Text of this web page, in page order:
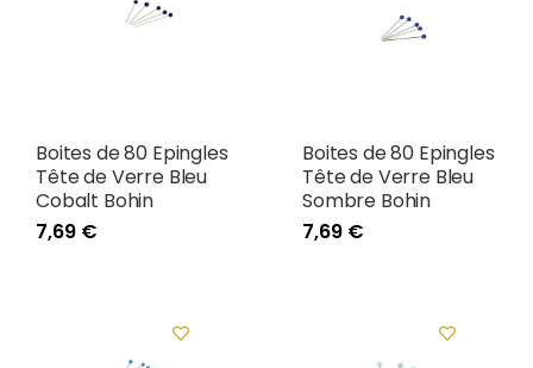
Boites de 80 Epingles
Tête de Verre Bleu
Cobalt Bohin
7,69 €
Boites de 80 Epingles
Tête de Verre Bleu
Sombre Bohin
7,69 €